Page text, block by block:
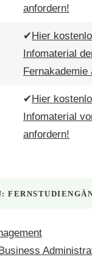
anfordern!
✔Hier
Infomaterial
Fernakademie
✔Hier
Infomaterial
anfordern!